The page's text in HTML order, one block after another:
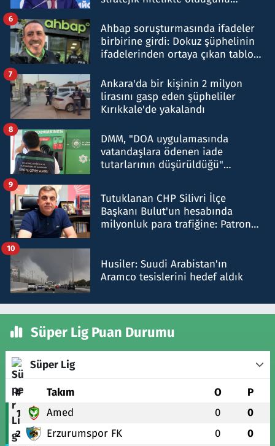
Ahbap soruşturmasında ifadeler
birbirine girdi: Dokuz şüphelinin
ifadelerinden ortaya çıkan tablo
6
Ankara'da bir kişinin 2 milyon
lirasını gasp eden şüpheliler
Kırıkkale'de yakalandı
7
DMM, "DOA uygulamasında
vatandaşlara ödenen iade
tutarlarının düşürüldüğü"
8
Tutuklanan CHP Silivri İlçe
Başkanı Bulut'un hesabında
milyonluk para trafiğine: Patron
9
Husiler: Suudi Arabistan'ın
Aramco tesislerini hedef aldık
10
Süper Lig Puan Durumu
Süper Lig
# Takım O P
1 Amed 0 0
2 Erzurumspor FK 0 0